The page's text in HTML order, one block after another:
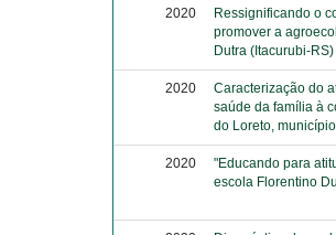
2020
Ressignificando o
promover a
Dutra (Itacurubi-RS)
2020
Caracterização do
saúde da família à
do Loreto,
2020
"Educando para
escola Florentino